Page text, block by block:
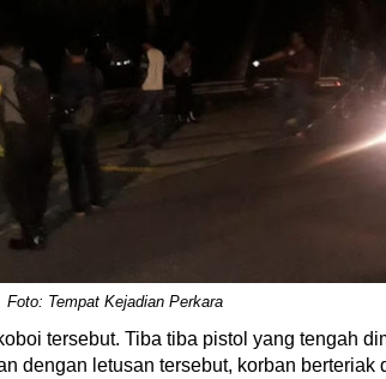
Foto: Tempat Kejadian Perkara
tersebut. Tiba tiba pistol yang tengah
dengan letusan tersebut, korban berteriak